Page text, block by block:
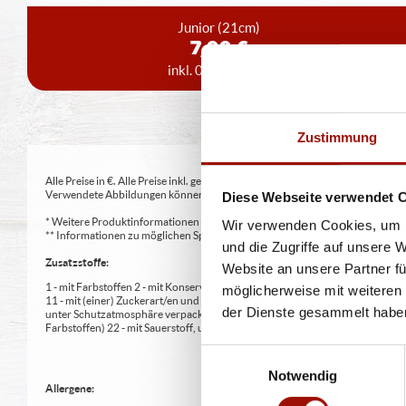
Zustimmung
Diese Webseite verwendet
Wir verwenden Cookies,
und die Zugriffe auf unsere
Website an unsere Partner
möglicherweise mit
der Dienste gesammelt
Notwendig
Junior (21cm)
7,99 €
inkl. 0,15 € Pfand
Alle Preise in €. Alle Preise inkl. gesetzl. MwSt. Alle Angaben zu
Verwendete Abbildungen können von den tatsächlich gelieferten
* Weitere Produktinformationen zu vorverpackten Lebensmitteln finden
** Informationen zu möglichen Spuren von Allergenen seitens unsere
Zusatzstoffe:
1 - mit Farbstoffen 2 - mit Konservierungsmittel 3 - mit Antioxidationsmittel
11 - mit (einer) Zuckerart/en und Süßungsmittel/n 12 - nur bei Tafelsüßen
unter Schutzatmosphäre verpackt 16 - chininhaltig 17 - koffeinhaltig 18 -
Farbstoffen) 22 - mit Sauerstoff, unter Hochdruck, farbstabilisierend (bei
Allergene: